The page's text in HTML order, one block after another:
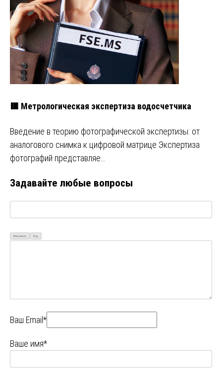
🟥 Метрологическая экспертиза водосчетчика
Введение в теорию фотографической экспертизы: от
аналогового снимка к цифровой матрице Экспертиза
фотографий представляе…
Задавайте любые вопросы
Визуально Код
Ваш Email*
Ваше имя*